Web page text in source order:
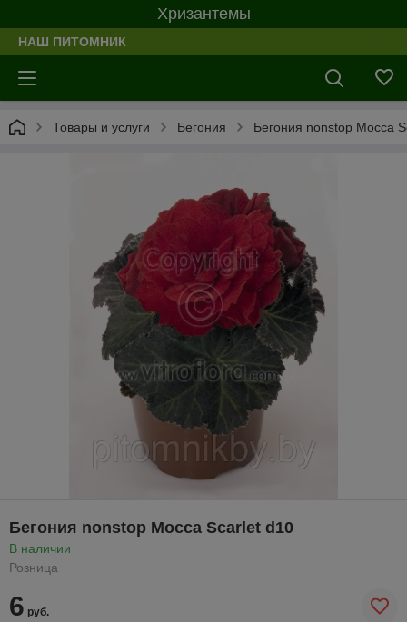
Хризантемы
НАШ ПИТОМНИК
Товары и услуги Бегония Бегония nonstop Mocca
Бегония nonstop Mocca Scarlet d10
В наличии
Розница
6 руб.